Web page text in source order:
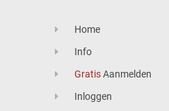
Home
Info
GratisAanmelden
Inloggen